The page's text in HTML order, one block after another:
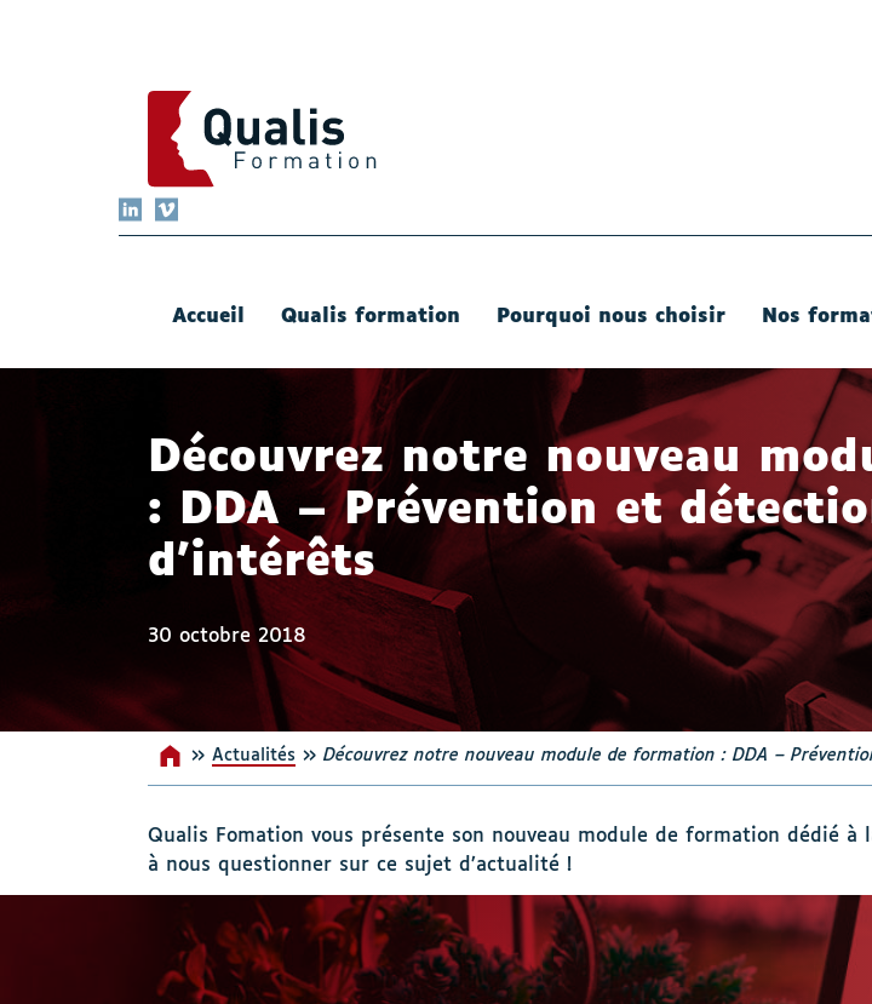
QUALIS FORMATION
LinkedIn
Accueil Qualis formation Pourquoi nous choisir Nos
Découvrez notre nouveau
: DDA – Prévention et
d’intérêts
30 octobre 2018
Accueil
» Actualités » Découvrez notre nouveau module de formation : DDA –
Qualis Fomation vous présente son nouveau module de formation dédié
à nous questionner sur ce sujet d’actualité !